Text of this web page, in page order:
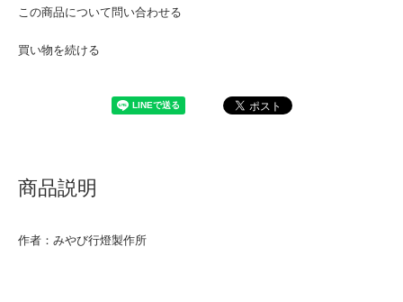
この商品について問い合わせる
買い物を続ける
商品説明
作者：みやび行燈製作所